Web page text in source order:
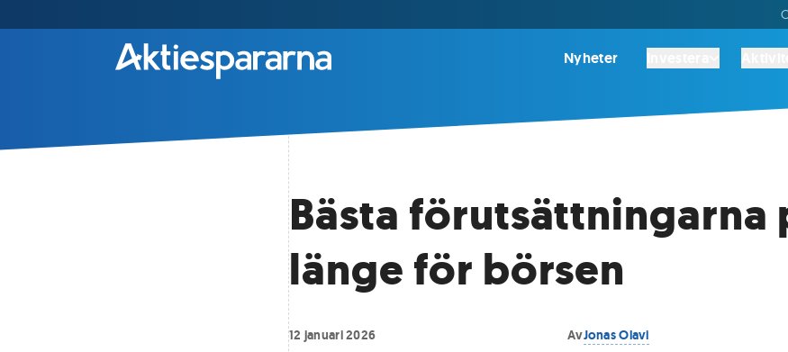
Nyheter
Bästa förutsättningarna
länge för börsen
12 januari 2026 AvJonas Olavi